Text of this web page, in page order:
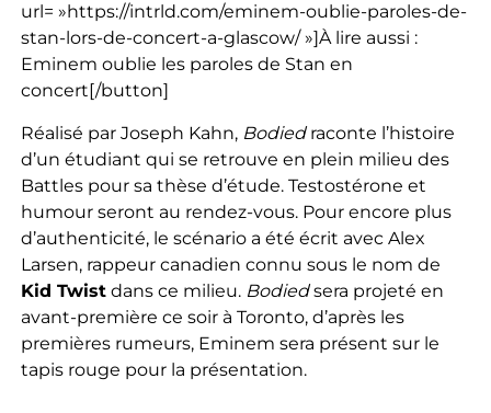
url= »https://intrld.com/eminem-oublie-paroles-de-
stan-lors-de-concert-a-glascow/ »]À lire aussi :
Eminem oublie les paroles de Stan en
concert[/button]
Réalisé par Joseph Kahn, Bodiedraconte l’histoire
d’un étudiant qui se retrouve en plein milieu des
Battles pour sa thèse d’étude. Testostérone et
humour seront au rendez-vous. Pour encore plus
d’authenticité, le scénario a été écrit avec Alex
Larsen, rappeur canadien connu sous le nom de
Kid Twistdans ce milieu. Bodiedsera projeté en
avant-première ce soir à Toronto, d’après les
premières rumeurs, Eminem sera présent sur le
tapis rouge pour la présentation.